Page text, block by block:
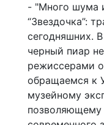
- "Много шума
“Звездочка”:
сегодняшних.
черный пиар
режиссерами
обращаемся к
музейному
позволяющему